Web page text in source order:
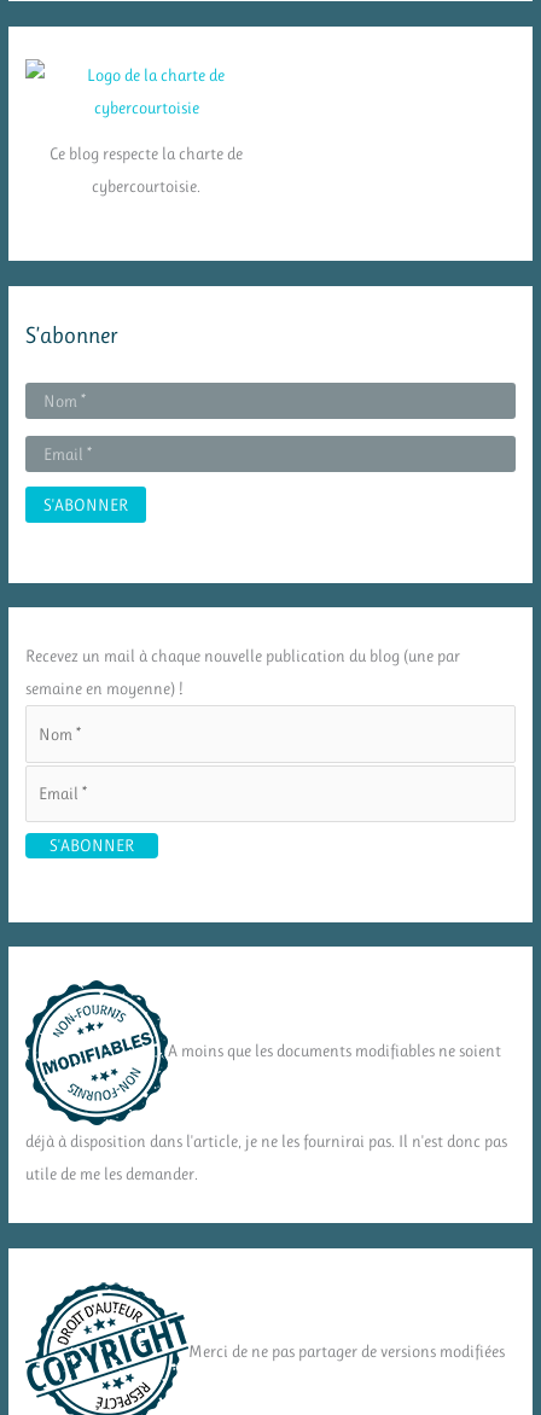
Ce blog respecte la charte de
cybercourtoisie.
S’abonner
Recevez un mail à chaque nouvelle publication du blog (une par
semaine en moyenne) !
A moins que les documents modifiables ne soient
déjà à disposition dans l'article, je ne les fournirai pas. Il n'est donc pas
utile de me les demander.
Merci de ne pas partager de versions modifiées